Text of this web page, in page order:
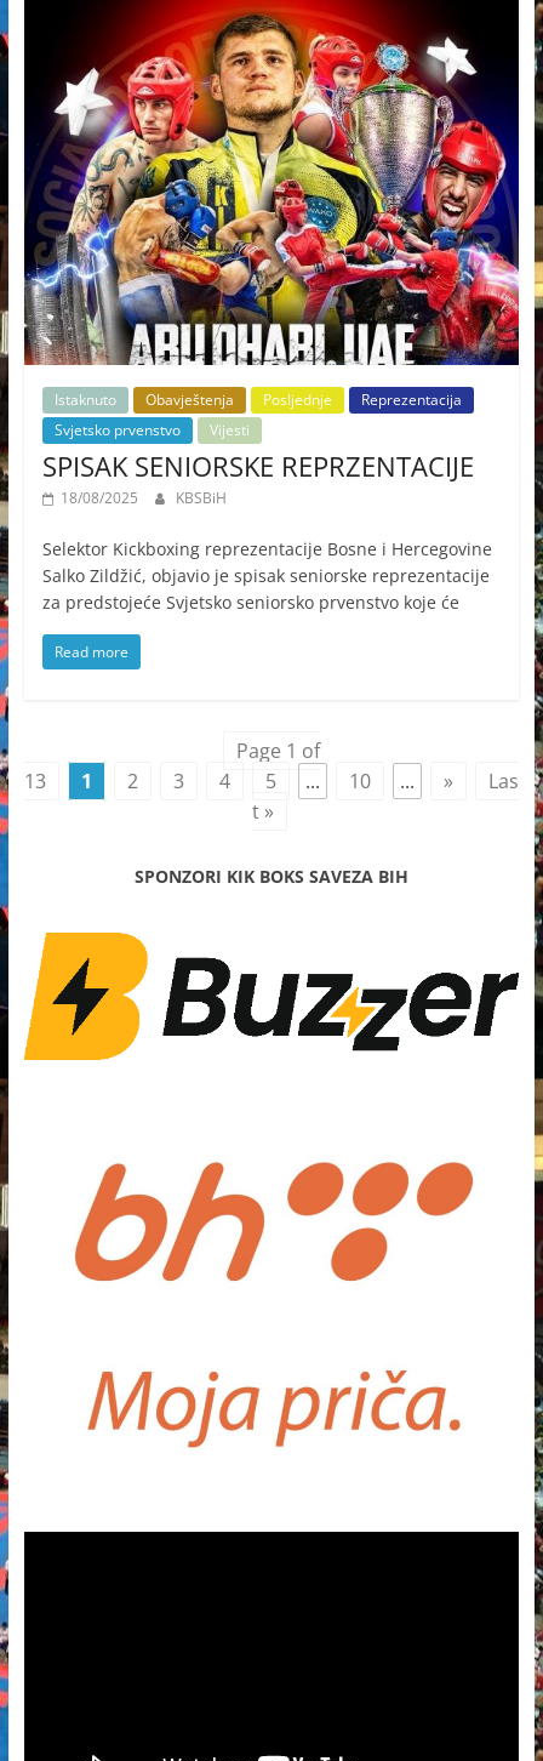
Istaknuto Obavještenja Posljednje
Reprezentacija
Svjetsko prvenstvo
Vijesti
SPISAK SENIORSKE REPRZENTACIJE
18/08/2025 KBSBiH
Selektor Kickboxing reprezentacije Bosne i Hercegovine
Salko Zildžić, objavio je spisak seniorske reprezentacije
za predstojeće Svjetsko seniorsko prvenstvo koje će
Read more
Page 1 of
13
1 2 3 4 5 ... 10 ... »
Las
t »
SPONZORI KIK BOKS SAVEZA BIH